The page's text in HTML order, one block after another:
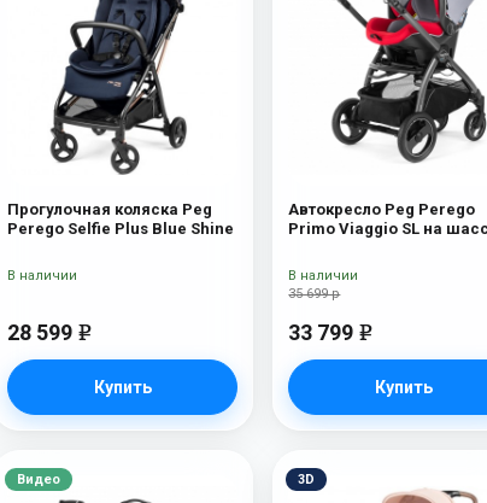
Прогулочная коляска Peg
Perego Selfie Plus Blue Shine
28 599 e
Купить
В наличии
Автокресло Peg Perego
Primo Viaggio SL на
White/Black) Tulip
35 699 р
33 799 e
Купить
В наличии
Видео 3D